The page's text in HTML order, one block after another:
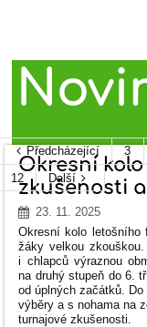
Okresní kolo
zkušenosti
23. 11. 2025
Okresní kolo letošního
žáky velkou
i chlapců výraznou
na druhý stupeň do 6.
od úplných začátků.
výběry a s nohama na
turnajové zkušenosti.
Předcházející 3
12
Další